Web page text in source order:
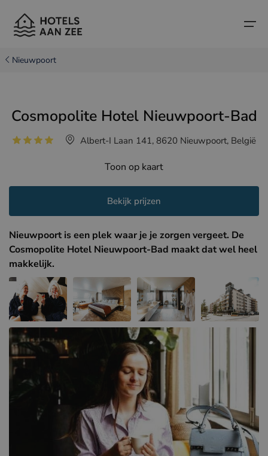
Populaire badsteden
Populaire badsteden
Hotels in Cadzand (NL)
Hotels in Knokke (BE)
Hotels in Brugge (BE)
Hotels in Middelkerke (BE)
Hotels in Sluis (NL)
Hotels in Renesse (NL)
Hotels in Duinkerke (FR)
Landen
Landen
Belgische kust
Nederlandse kust
Noord-Franse kust
Reistips en weetjes
Nieuwpoort
Cosmopolite Hotel Nieuwpoort-Bad
Albert-I Laan 141, 8620 Nieuwpoort, België
Toon op kaart
Bekijk prijzen
Nieuwpoort is een plek waar je je zorgen vergeet. De
Cosmopolite Hotel Nieuwpoort-Bad maakt dat wel heel
makkelijk.